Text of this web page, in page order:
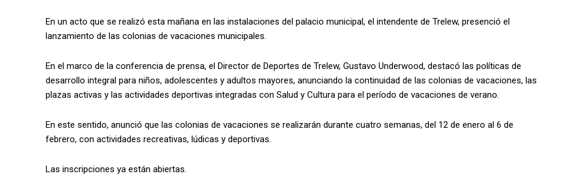
En un acto que se realizó esta mañana en las instalaciones del palacio municipal, el intendente de Trelew, presenció el
lanzamiento de las colonias de vacaciones municipales.
En el marco de la conferencia de prensa, el Director de Deportes de Trelew, Gustavo Underwood, destacó las políticas de
desarrollo integral para niños, adolescentes y adultos mayores, anunciando la continuidad de las colonias de vacaciones, las
plazas activas y las actividades deportivas integradas con Salud y Cultura para el período de vacaciones de verano.
En este sentido, anunció que las colonias de vacaciones se realizarán durante cuatro semanas, del 12 de enero al 6 de
febrero, con actividades recreativas, lúdicas y deportivas.
Las inscripciones ya están abiertas.